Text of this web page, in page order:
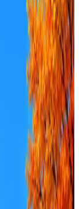
Знание
вилка, каналы